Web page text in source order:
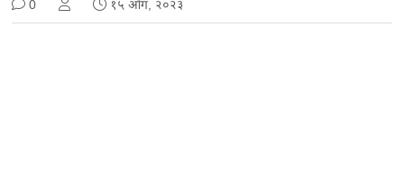
0 १५ ऑग, २०२३